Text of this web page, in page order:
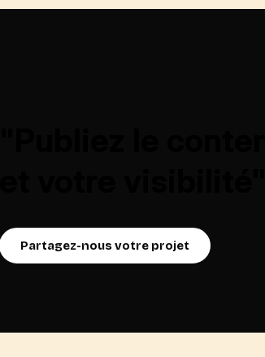
Partagez-nous votre projet